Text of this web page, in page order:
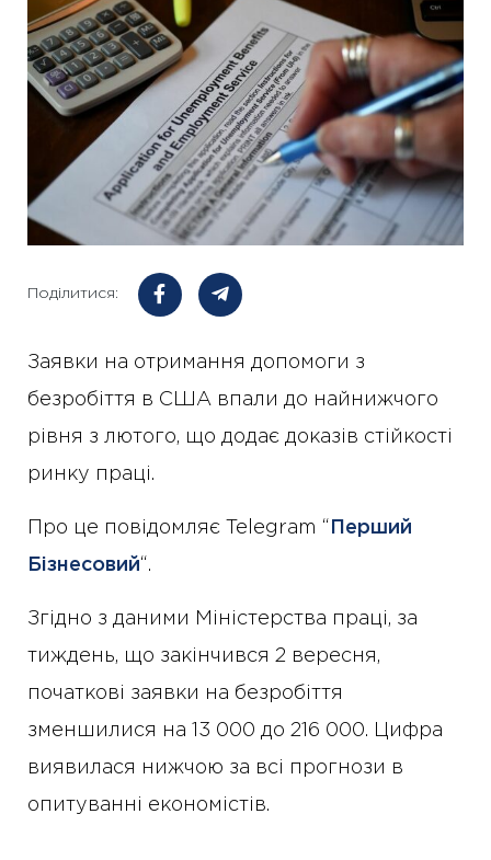
Поділитися:
Заявки на отримання допомоги з
безробіття в США впали до найнижчого
рівня з лютого, що додає доказів стійкості
ринку праці.
Про це повідомляє Telegram “ Перший
Бізнесовий“.
Згідно з даними Міністерства праці, за
тиждень, що закінчився 2 вересня,
початкові заявки на безробіття
зменшилися на 13 000 до 216 000. Цифра
виявилася нижчою за всі прогнози в
опитуванні економістів.